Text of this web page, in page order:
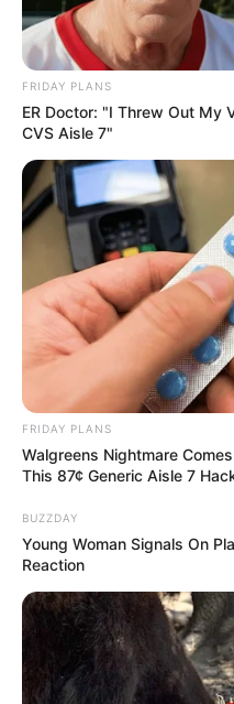
FRIDAY PLANS
ER Doctor: "I Threw Out My
CVS Aisle 7"
FRIDAY PLANS
Walgreens Nightmare
This 87¢ Generic Aisle 7
BUZZDAY
Young Woman Signals On
Reaction